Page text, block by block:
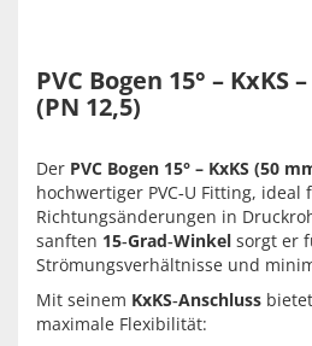
PVC Bogen 15° – KxKS
(PN 12,5)
Der PVC Bogen 15° – KxKS (50
hochwertiger PVC‑U Fitting, ideal
Richtungsänderungen in
sanften 15‑Grad‑Winkel sorgt er
Strömungsverhältnisse und
Mit seinem KxKS‑Anschluss
maximale Flexibilität: